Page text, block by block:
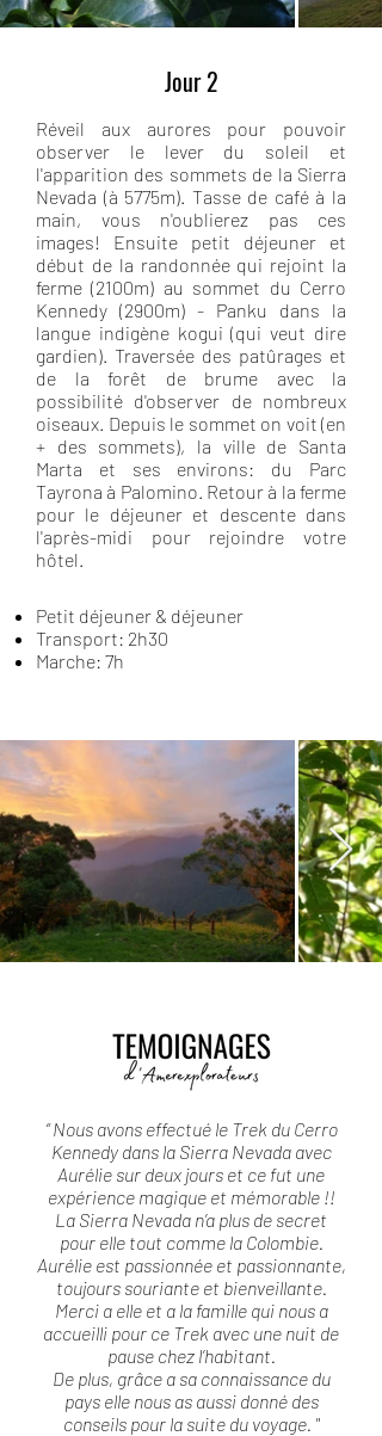
Jour 2
Réveil aux aurores pour pouvoir
observer le lever du soleil et
l'apparition des sommets de la Sierra
Nevada (à 5775m). Tasse de café à la
main, vous n'oublierez pas ces
images! Ensuite petit déjeuner et
début de la randonnée qui rejoint la
ferme (2100m) au sommet du Cerro
Kennedy (2900m) - Panku dans la
langue indigène kogui (qui veut dire
gardien). Traversée des patûrages et
de la forêt de brume avec la
possibilité d'observer de nombreux
oiseaux. Depuis le sommet on voit (en
+ des sommets), la ville de Santa
Marta et ses environs: du Parc
Tayrona à Palomino. Retour à la ferme
pour le déjeuner et descente dans
l'après-midi pour rejoindre votre
hôtel.
Petit déjeuner & déjeuner
Transport: 2h30
Marche: 7h
“ Nous avons effectué le Trek du Cerro
Kennedy dans la Sierra Nevada avec
Aurélie sur deux jours et ce fut une
expérience magique et mémorable !!
La Sierra Nevada n’a plus de secret
pour elle tout comme la Colombie.
Aurélie est passionnée et passionnante,
toujours souriante et bienveillante.
Merci a elle et a la famille qui nous a
accueilli pour ce Trek avec une nuit de
pause chez l’habitant.
De plus, grâce a sa connaissance du
pays elle nous as aussi donné des
conseils pour la suite du voyage. "